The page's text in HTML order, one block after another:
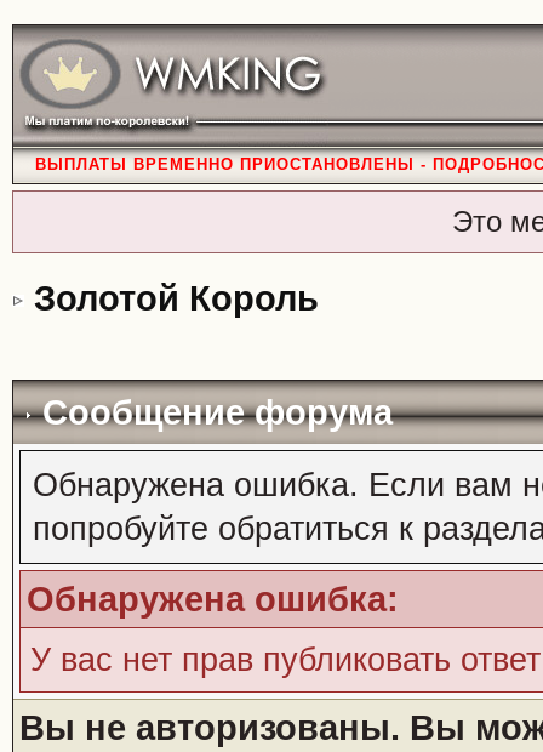
ВЫПЛАТЫ ВРЕМЕННО ПРИОСТАНОВЛЕНЫ -
Это
Золотой Король
Сообщение форума
Обнаружена ошибка. Если вам
попробуйте обратиться к
Обнаружена ошибка:
У вас нет прав публиковать
Вы не авторизованы. Вы